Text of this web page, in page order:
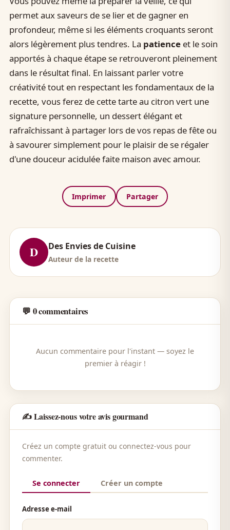
permet aux saveurs de se lier et de gagner en
profondeur, même si les éléments croquants seront
alors légèrement plus tendres. La patienceet le soin
apportés à chaque étape se retrouveront pleinement
dans le résultat final. En laissant parler votre
créativité tout en respectant les fondamentaux de la
recette, vous ferez de cette tarte au citron vert une
signature personnelle, un dessert élégant et
rafraîchissant à partager lors de vos repas de fête ou
à savourer simplement pour le plaisir de se régaler
d'une douceur acidulée faite maison avec amour.
Imprimer Partager
D Des Envies de Cuisine
Auteur de la recette
💬 0 commentaires
Aucun commentaire pour l'instant — soyez le
premier à réagir !
✍️ Laissez-nous votre avis gourmand
Créez un compte gratuit ou connectez-vous pour
commenter.
Se connecter Créer un compte
Adresse e-mail